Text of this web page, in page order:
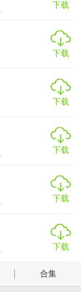
下载
下载
下载
下载
下载
下载
合集